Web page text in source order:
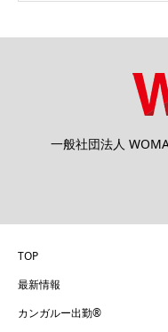
一般社団法人
TOP
最新情報
カンガルー出勤®